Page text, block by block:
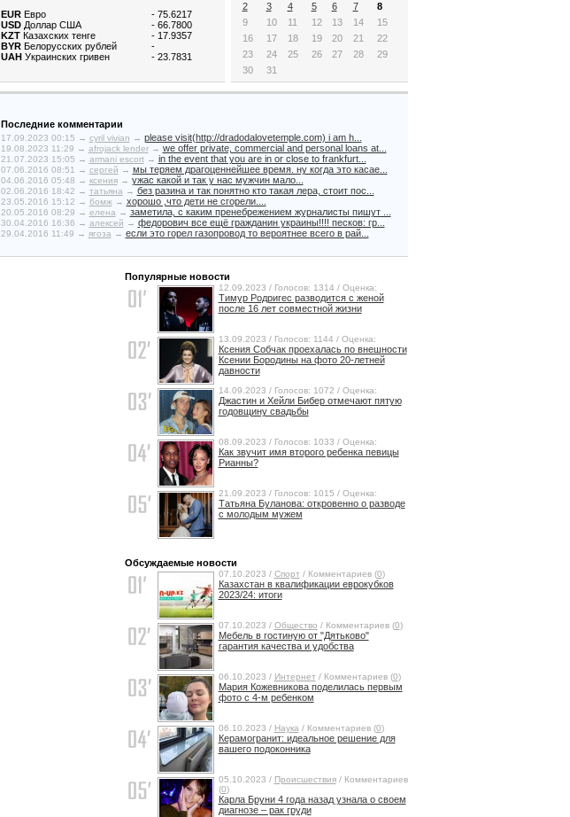
EURЕвро
- 75.6217
USDДоллар США
- 66.7800
KZTКазахских тенге
- 17.9357
BYRБелорусских рублей
-
UAHУкраинских гривен - 23.7831
2
3 4 5 6 7
8
9
10 11 12 13 14
15
16
17 18 19 20 21
22
23
24 25 26 27 28
29
30
31
Последние комментарии
17.09.2023 00:15 → cyril vivian → please visit(http://dradodalovetemple.com) i am h...
19.08.2023 11:29 → afrojack lender→ we offer private, commercial and personal loans at...
21.07.2023 15:05 → armani escort→ in the event that you are in or close to frankfurt...
07.06.2016 08:51 → сергей → мы теряем драгоценнейшее время. ну когда это касае...
04.06.2016 05:48 → ксения→ ужас какой и так у нас мужчин мало...
02.06.2016 18:42 → татьяна → без разина и так понятно кто такая лера, стоит пос...
23.05.2016 15:12 → бомж → хорошо ,что дети не сгорели....
20.05.2016 08:29 → елена → заметила, с каким пренебрежением журналисты пишут ...
30.04.2016 16:36 → алексей → федорович все ещё гражданин украины!!!! песков: гр...
29.04.2016 11:49 → ягоза → если это горел газопровод то вероятнее всего в рай...
Популярные новости
12.09.2023 / Голосов: 1314 / Оценка:
Тимур Родригес разводится с женой
после 16 лет совместной жизни
13.09.2023 / Голосов: 1144 / Оценка:
Ксения Собчак проехалась по внешности
Ксении Бородины на фото 20-летней
давности
14.09.2023 / Голосов: 1072 / Оценка:
Джастин и Хейли Бибер отмечают пятую
годовщину свадьбы
08.09.2023 / Голосов: 1033 / Оценка:
Как звучит имя второго ребенка певицы
Рианны?
21.09.2023 / Голосов: 1015 / Оценка:
Татьяна Буланова: откровенно о разводе
с молодым мужем
Обсуждаемые новости
07.10.2023 / Спорт/ Комментариев (0)
Казахстан в квалификации еврокубков
2023/24: итоги
07.10.2023 / Общество / Комментариев (0)
Мебель в гостиную от "Дятьково"
гарантия качества и удобства
06.10.2023 / Интернет/ Комментариев (0)
Мария Кожевникова поделилась первым
фото с 4-м ребенком
06.10.2023 / Наука / Комментариев (0)
Керамогранит: идеальное решение для
вашего подоконника
05.10.2023 / Происшествия/ Комментариев
(0)
Карла Бруни 4 года назад узнала о своем
диагнозе – рак груди